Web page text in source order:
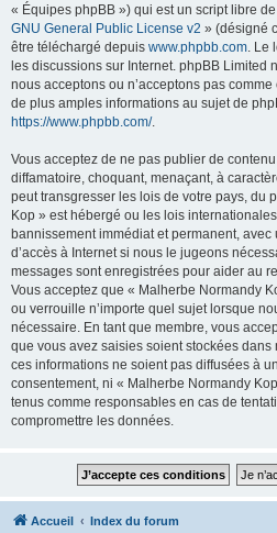
« Équipes phpBB ») qui est un script libre
GNU General Public License v2 » (désigné
être téléchargé depuis www.phpbb.com. Le
les discussions sur Internet. phpBB Limited
nous acceptons ou n’acceptons pas
de plus amples informations au sujet de
https://www.phpbb.com/.
Vous acceptez de ne pas publier de
diffamatoire, choquant, menaçant, à
peut transgresser les lois de votre pays, du
Kop » est hébergé ou les lois
bannissement immédiat et permanent,
d’accès à Internet si nous le jugeons
messages sont enregistrées pour aider au
Vous acceptez que « Malherbe Normandy
ou verrouille n’importe quel sujet lorsque
nécessaire. En tant que membre, vous
que vous avez saisies soient stockées
ces informations ne soient pas diffusées à
consentement, ni « Malherbe Normandy
tenus comme responsables en cas de
compromettre les données.
Accueil Index du forum